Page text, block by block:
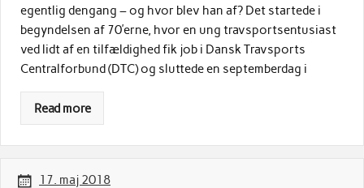
egentlig dengang – og hvor blev han af? Det startede i
begyndelsen af 70’erne, hvor en ung travsportsentusiast
ved lidt af en tilfældighed fik job i Dansk Travsports
Centralforbund (DTC) og sluttede en septemberdag i
Read more
17. maj 2018